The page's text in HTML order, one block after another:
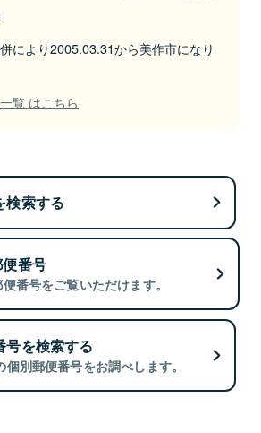
により2005.03.31から美作市になり
覧 はこちら
検索する
番号
番号をご覧いただけます。
号を検索する
別郵便番号をお調べします。